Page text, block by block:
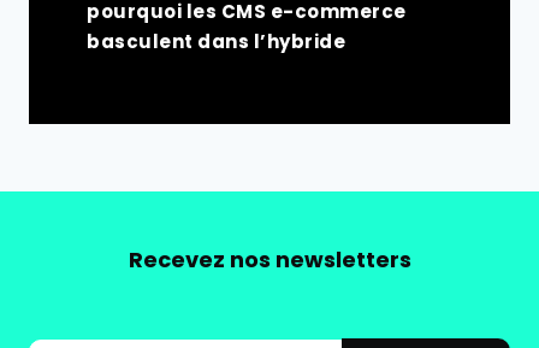
pourquoi les CMS e-commerce
basculent dans l’hybride
Recevez nos newsletters